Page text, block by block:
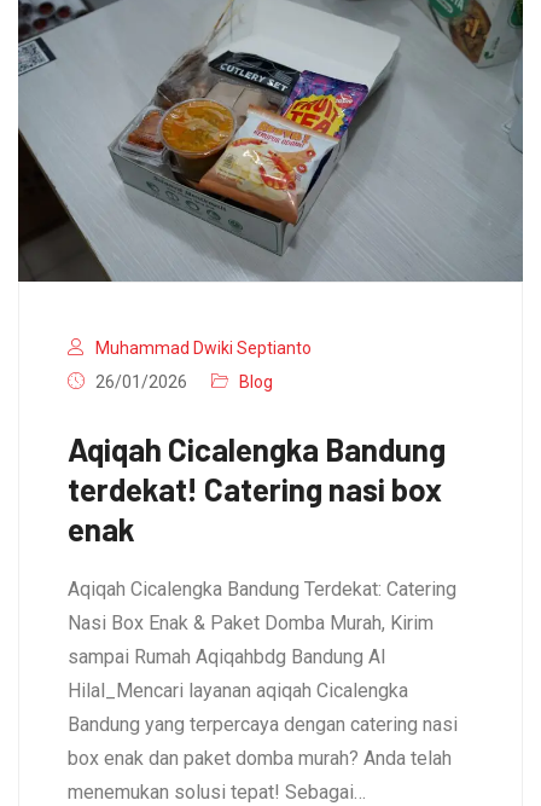
Muhammad Dwiki Septianto
26/01/2026
Blog
Aqiqah Cicalengka Bandung
terdekat! Catering nasi box
enak
Aqiqah Cicalengka Bandung Terdekat: Catering
Nasi Box Enak & Paket Domba Murah, Kirim
sampai Rumah Aqiqahbdg Bandung Al
Hilal_Mencari layanan aqiqah Cicalengka
Bandung yang terpercaya dengan catering nasi
box enak dan paket domba murah? Anda telah
menemukan solusi tepat! Sebagai…